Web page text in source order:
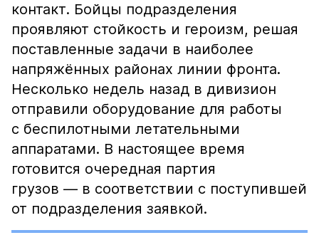
контакт. Бойцы подразделения
проявляют стойкость и героизм, решая
поставленные задачи в наиболее
напряжённых районах линии фронта.
Несколько недель назад в дивизион
отправили оборудование для работы
с беспилотными летательными
аппаратами. В настоящее время
готовится очередная партия
грузов — в соответствии с поступившей
от подразделения заявкой.